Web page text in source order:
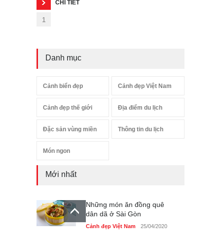
CHI TIẾT
1
Danh mục
Cảnh biển đẹp Cảnh đẹp Việt Nam
Cảnh đẹp thế giới Địa điểm du lịch
Đặc sản vùng miền Thông tin du lịch
Món ngon
Mới nhất
Những món ăn đồng quê
dân dã ở Sài Gòn
Cảnh đẹp Việt Nam 25/04/2020